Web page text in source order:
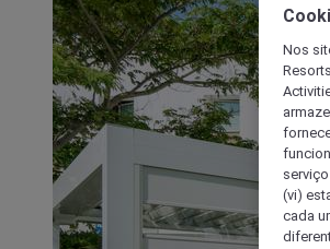
Nos
(vi)
cada